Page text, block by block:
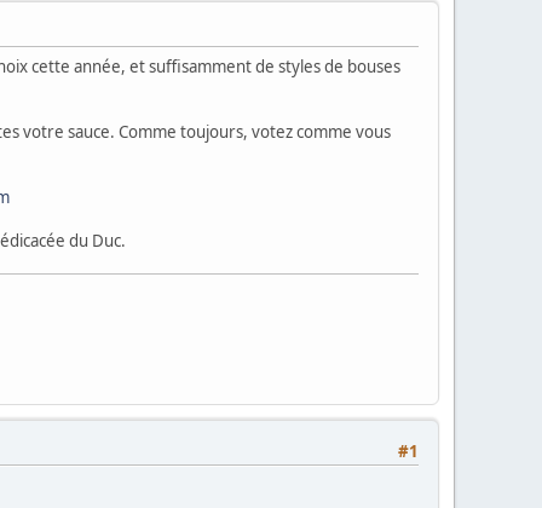
cette année, et suffisamment de styles de bouses
votre sauce. Comme toujours, votez comme vous
du Duc.
#1